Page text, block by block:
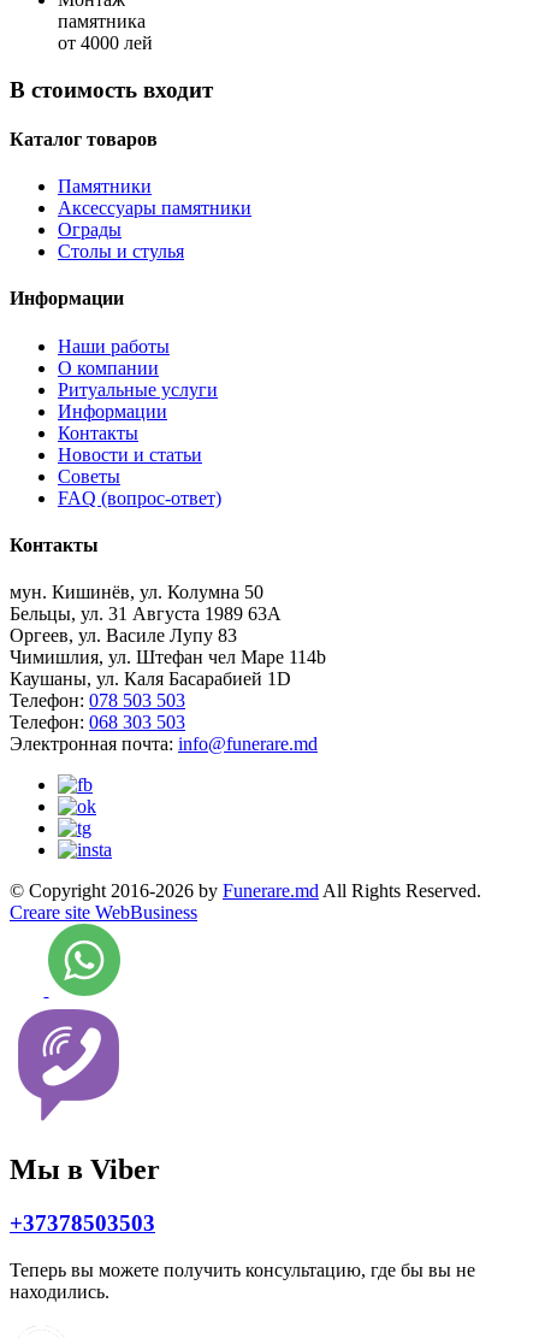
памятника
от 4000 лей
В стоимость входит
Каталог товаров
Памятники
Аксессуары памятники
Ограды
Столы и стулья
Информации
Наши работы
О компании
Ритуальные услуги
Информации
Контакты
Новости и статьи
Советы
FAQ (вопрос-ответ)
Контакты
мун. Кишинёв, ул. Колумна 50
Бельцы, ул. 31 Августа 1989 63А
Оргеев, ул. Василе Лупу 83
Чимишлия, ул. Штефан чел Маре 114b
Каушаны, ул. Каля Басарабией 1D
Телефон: 078 503 503
Телефон: 068 303 503
Электронная почта: info@funerare.md
© Copyright 2016-2026 by Funerare.md All Rights Reserved.
Creare site WebBusiness
Мы в Viber
+37378503503
Теперь вы можете получить консультацию, где бы вы не
находились.